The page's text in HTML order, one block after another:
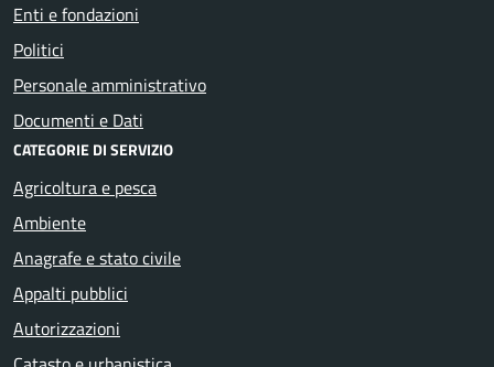
Enti e fondazioni
Politici
Personale amministrativo
Documenti e Dati
CATEGORIE DI SERVIZIO
Agricoltura e pesca
Ambiente
Anagrafe e stato civile
Appalti pubblici
Autorizzazioni